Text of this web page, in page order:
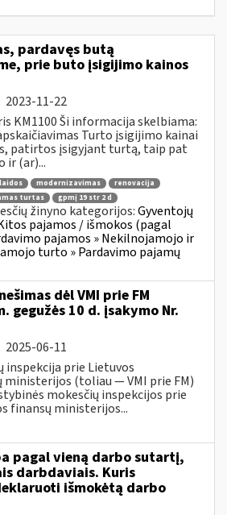
pardavęs butą
prie buto įsigijimo kainos
2023-11-22
KM1100 Ši informacija skelbiama:
Turto įsigijimo kainai
patirtos įsigyjant turtą, taip pat
ir (ar)...
modernizavimas
renovacija
turtas
gpmį 19 str 2 d
žinyno kategorijos:Gyventojų
pajamos / išmokos (pagal
pajamos » Nekilnojamojo ir
turto » Pardavimo pajamų
dėl VMI prie FM
gegužės 10 d. įsakymo Nr.
2025-06-11
inspekcija prie Lietuvos
ministerijos (toliau ― VMI prie FM)
mokesčių inspekcijos prie
finansų ministerijos...
pagal vieną darbo sutartį,
darbdaviais. Kuris
išmokėtą darbo